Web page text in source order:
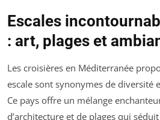
Escales
: art, plages et
Les croisières en Méditerranée
escale sont synonymes de diversité
Ce pays offre un mélange
d’architecture et de plages qui